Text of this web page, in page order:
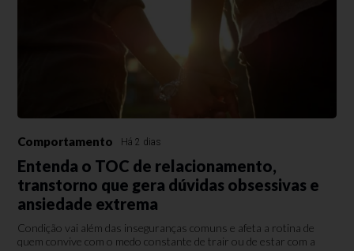
Comportamento Há 2 dias
Entenda o TOC de relacionamento,
transtorno que gera dúvidas obsessivas e
ansiedade extrema
Condição vai além das inseguranças comuns e afeta a rotina de
quem convive com o medo constante de trair ou de estar com a